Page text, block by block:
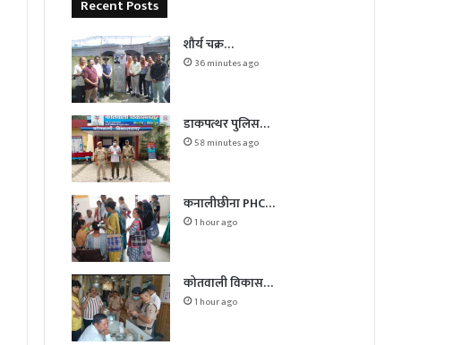
Recent Posts
शौर्य चक्र…
36 minutes ago
डाकपत्थर पुलिस…
58 minutes ago
कनालीछीना PHC…
1 hour ago
कोतवाली विकास…
1 hour ago